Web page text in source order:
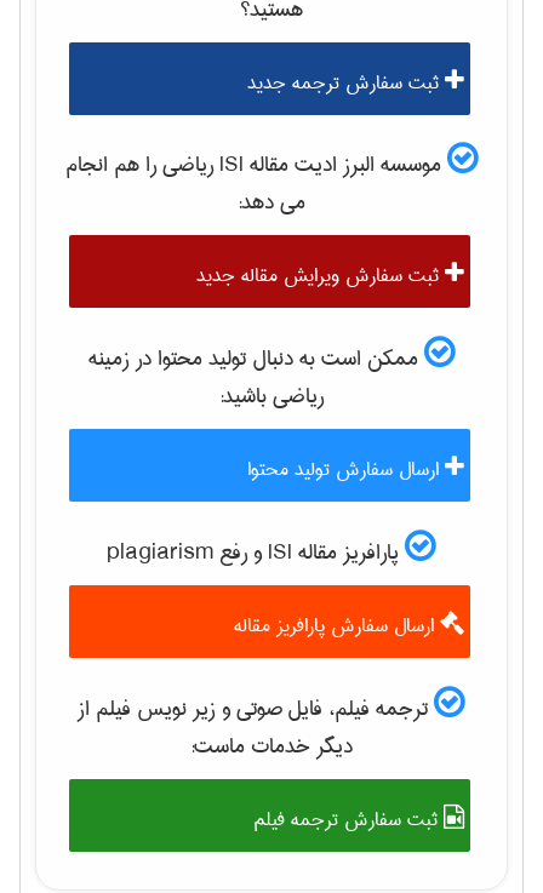
هستید؟
ثبت سفارش ترجمه جدید
موسسه البرز ادیت مقاله ISI رياضیرا هم انجام
می دهد:
ثبت سفارش ویرایش مقاله جدید
ممکن است به دنبال تولید محتوا در زمینه
رياضیباشید:
ارسال سفارش تولید محتوا
پارافریز مقاله ISI و رفع plagiarism
ارسال سفارش پارافریز مقاله
ترجمه فیلم، فایل صوتی و زیر نویس فیلم از
دیگر خدمات ماست:
ثبت سفارش ترجمه فیلم